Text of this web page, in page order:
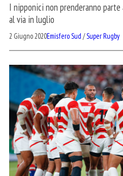
I nipponici non prenderanno
al via in luglio
2 Giugno 2020Emisfero Sud /Super Rugby